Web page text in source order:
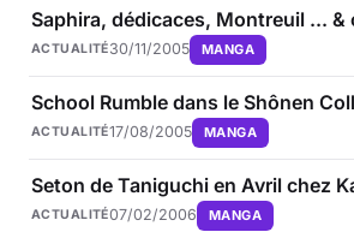
Saphira, dédicaces, Montreuil ... &
ACTUALITÉ30/11/2005 MANGA
School Rumble dans le Shônen
ACTUALITÉ17/08/2005 MANGA
Seton de Taniguchi en Avril chez
ACTUALITÉ07/02/2006 MANGA